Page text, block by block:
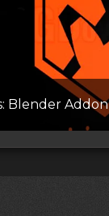
Blender Addon